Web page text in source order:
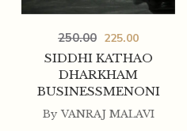
SIDDHI KATHAO
DHARKHAM
BUSINESSMENONI
250.00 225.00
By VANRAJ MALAVI